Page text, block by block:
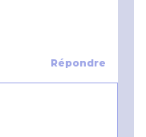
Répondre